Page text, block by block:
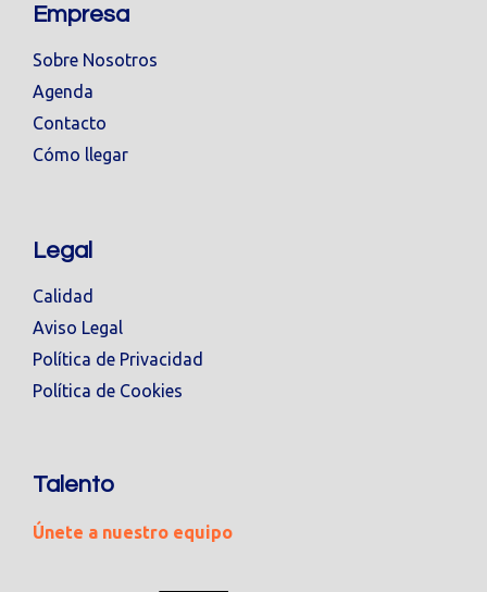
Empresa
Sobre Nosotros
Agenda
Contacto
Cómo llegar
Legal
Calidad
Aviso Legal
Política de Privacidad
Política de Cookies
Talento
Únete a nuestro equipo